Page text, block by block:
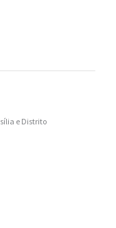
e Distrito